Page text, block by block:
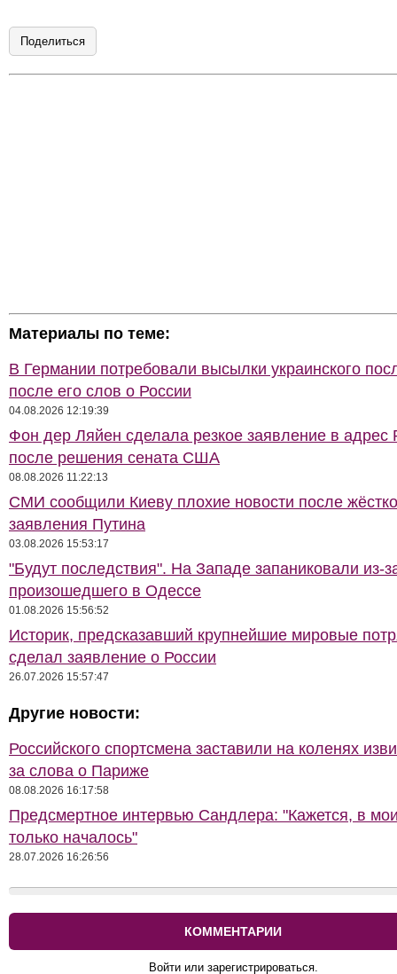
Поделиться
Материалы по теме:
В Германии потребовали высылки украинского
после его слов о России
04.08.2026 12:19:39
Фон дер Ляйен сделала резкое заявление в адрес
после решения сената США
08.08.2026 11:22:13
СМИ сообщили Киеву плохие новости после
заявления Путина
03.08.2026 15:53:17
"Будут последствия". На Западе запаниковали из-
произошедшего в Одессе
01.08.2026 15:56:52
Историк, предсказавший крупнейшие мировые
сделал заявление о России
26.07.2026 15:57:47
Другие новости:
Российского спортсмена заставили на коленях
за слова о Париже
08.08.2026 16:17:58
Предсмертное интервью Сандлера: "Кажется, в
только началось"
28.07.2026 16:26:56
КОММЕНТАРИИ
Войти или зарегистрироваться.